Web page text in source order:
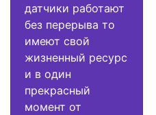
датчики работают
без перерыва то
имеют свой
жизненный ресурс
и в один
прекрасный
момент от